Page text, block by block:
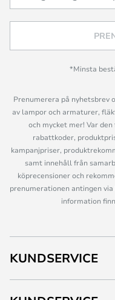
*Minsta
Prenumerera på nyhetsbrev
av lampor och armaturer,
och mycket mer! Var
rabattkoder,
kampanjpriser,
samt innehåll från
köprecensioner och
prenumerationen antingen
information
KUNDSERVICE